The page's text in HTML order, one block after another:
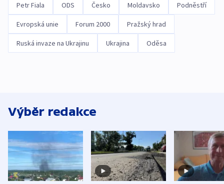
Petr Fiala ODS Česko Moldavsko Podněstří
Evropská unie Forum 2000 Pražský hrad
Ruská invaze na Ukrajinu Ukrajina Oděsa
Výběr redakce